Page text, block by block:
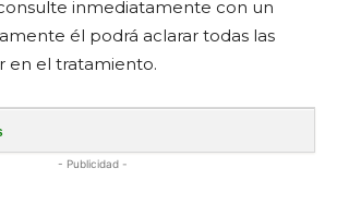
inmediatamente con un
él podrá aclarar todas las
en el tratamiento.
- Publicidad -